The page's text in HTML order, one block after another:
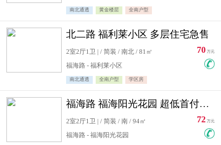
南北通透 黄金楼层 全南户型
北二路 福利莱小区 多层住宅急售
2室2厅1卫 | / 简装 / 南北 / 81㎡
福海路 - 福利莱小区
南北通透 全南户型 学区房
70 万元
福海路 福海阳光花园 超低首付住宅急售
2室2厅1卫 | / 简装 / 南 / 94㎡
福海路 - 福海阳光花园
72 万元